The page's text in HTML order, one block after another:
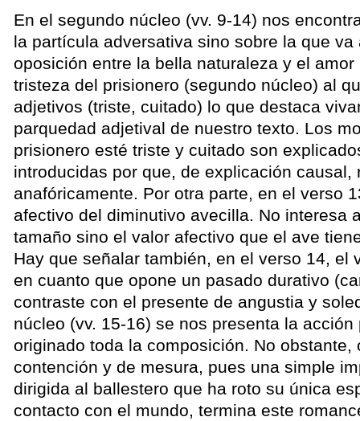
En el segundo núcleo (vv. 9-14) nos
la partícula adversativa sino sobre la que va
oposición entre la bella naturaleza y el
tristeza del prisionero (segundo núcleo) al
adjetivos (triste, cuitado) lo que destaca
parquedad adjetival de nuestro texto. Los
prisionero esté triste y cuitado son
introducidas por que, de explicación causal,
anafóricamente. Por otra parte, en el verso
afectivo del diminutivo avecilla. No interesa
tamaño sino el valor afectivo que el ave
Hay que señalar también, en el verso 14, el
en cuanto que opone un pasado durativo
contraste con el presente de angustia y
núcleo (vv. 15-16) se nos presenta la
originado toda la composición. No obstante,
contención y de mesura, pues una simple
dirigida al ballestero que ha roto su única
contacto con el mundo, termina este